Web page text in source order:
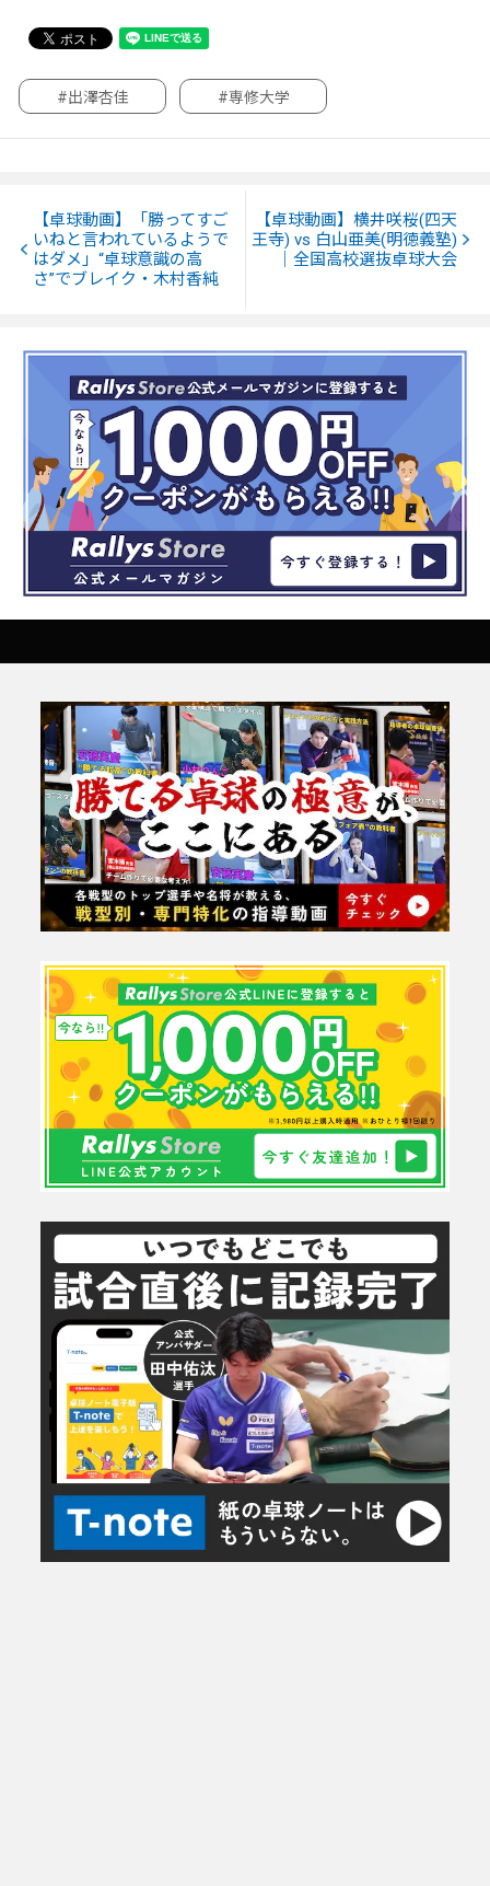
#出澤杏佳 #専修大学
【卓球動画】「勝ってすご
いねと言われているようで
はダメ」“卓球意識の高
さ”でブレイク・木村香純
【卓球動画】横井咲桜(四天
王寺) vs 白山亜美(明徳義塾)
｜全国高校選抜卓球大会